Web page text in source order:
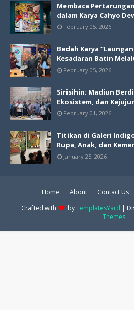
Membaca
dalam Karya Cahyo
February 05, 2026
Bedah Karya
Kesadaran Batin
February 05, 2026
Sirisihin: Madiun
Ekosistem, dan
February 01, 2026
Titikan di Galeri
Rupa, Anak, dan
January 25, 2026
Home About Contact Us
Crafted with
byTemplatesYard |
Themes